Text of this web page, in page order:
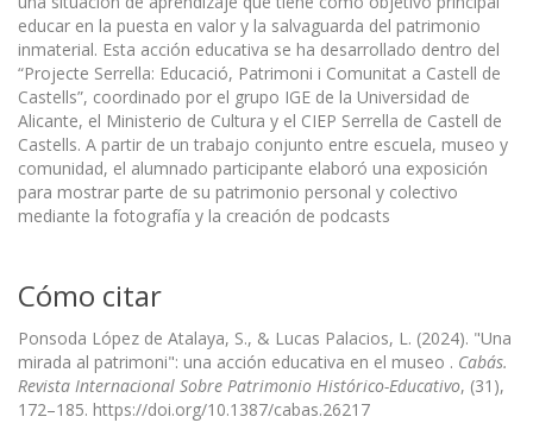
educar en la puesta en valor y la salvaguarda del patrimonio
inmaterial. Esta acción educativa se ha desarrollado dentro del
“Projecte Serrella: Educació, Patrimoni i Comunitat a Castell de
Castells”, coordinado por el grupo IGE de la Universidad de
Alicante, el Ministerio de Cultura y el CIEP Serrella de Castell de
Castells. A partir de un trabajo conjunto entre escuela, museo y
comunidad, el alumnado participante elaboró una exposición
para mostrar parte de su patrimonio personal y colectivo
mediante la fotografía y la creación de podcasts
Cómo citar
Ponsoda López de Atalaya, S., & Lucas Palacios, L. (2024). "Una
mirada al patrimoni": una acción educativa en el museo . Cabás.
Revista Internacional Sobre Patrimonio Histórico-Educativo, (31),
172–185. https://doi.org/10.1387/cabas.26217